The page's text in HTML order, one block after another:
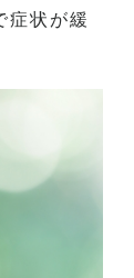
症状が緩